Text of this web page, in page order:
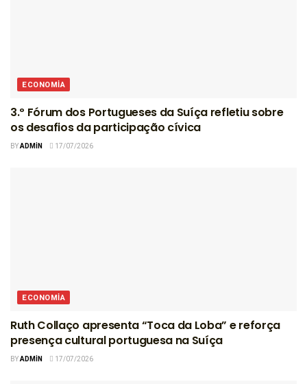
ECONOMIA
3.º Fórum dos Portugueses da Suíça refletiu sobre
os desafios da participação cívica
BYADMIN 17/07/2026
ECONOMIA
Ruth Collaço apresenta “Toca da Loba” e reforça
presença cultural portuguesa na Suíça
BYADMIN 17/07/2026